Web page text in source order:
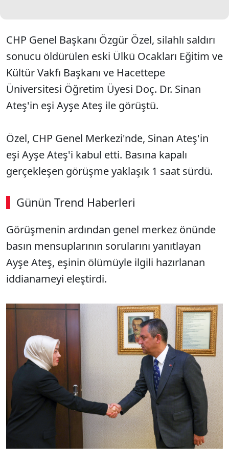
CHP Genel Başkanı Özgür Özel, silahlı saldırı
sonucu öldürülen eski Ülkü Ocakları Eğitim ve
Kültür Vakfı Başkanı ve Hacettepe
Üniversitesi Öğretim Üyesi Doç. Dr. Sinan
Ateş'in eşi Ayşe Ateş ile görüştü.
Özel, CHP Genel Merkezi'nde, Sinan Ateş'in
eşi Ayşe Ateş'i kabul etti. Basına kapalı
gerçekleşen görüşme yaklaşık 1 saat sürdü.
Günün Trend Haberleri
Görüşmenin ardından genel merkez önünde
basın mensuplarının sorularını yanıtlayan
Ayşe Ateş, eşinin ölümüyle ilgili hazırlanan
iddianameyi eleştirdi.